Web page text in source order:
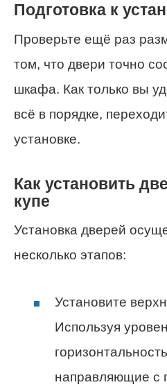
Подготовка к
Проверьте ещё раз
том, что двери точно
шкафа. Как только вы
всё в порядке,
установке.
Как установить
купе
Установка дверей
несколько этапов:
Установите
Используя
направляющие с